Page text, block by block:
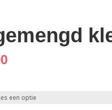
Prijsklasse:
€75,00